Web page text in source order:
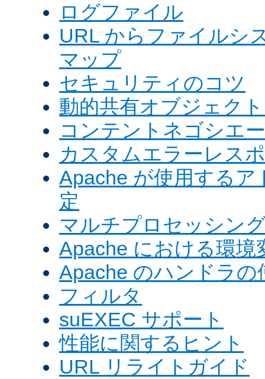
ログファイル
URL からファイルシ
マップ
セキュリティのコツ
動的共有オブジェク
コンテントネゴシエ
カスタムエラーレス
Apache が使用する
定
マルチプロセッシン
Apache における環境
Apache のハンドラの
フィルタ
suEXEC サポート
性能に関するヒント
URL リライトガイド